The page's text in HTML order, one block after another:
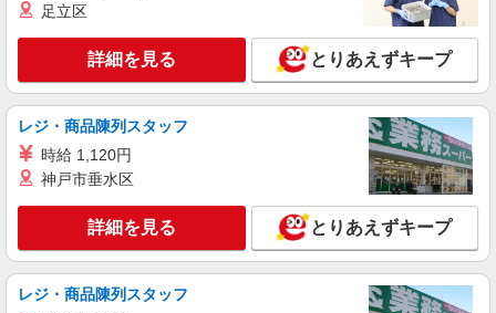
+゜・。○。・゜+゜・。○。・゜+゜ 入社祝い金10
ィブ支給(規定有) ★月2回払い・週払い可能（規程
有）★ ゜・。○。・゜+゜・。○。・゜+゜
キープ 詳細を見る
派遣社員
【Y!mobile】の携帯販売スタッフ
月給220000円〜 ※残業代支給 ★交通費別途支
給（規定あり） ゜+゜・。○。・゜+゜・。
○。・゜+゜ 入社祝い金10万円支給(規定有) お友達
を紹介頂くと, インセンティブ支給(規定有) ゜・。
○。・゜+゜・。○。・゜+゜
愛知県稲沢市のY！mobileショップ
キープ 詳細を見る
足立区
詳細を見る とりあえずキープ
レジ・商品陳列スタッフ
時給 1,120円
神戸市垂水区
詳細を見る とりあえずキープ
レジ・商品陳列スタッフ